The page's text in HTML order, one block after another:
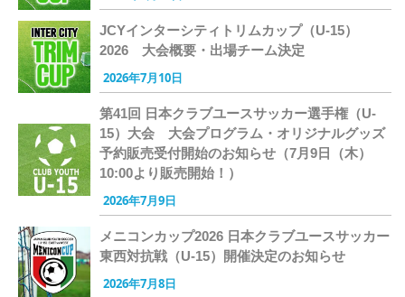
JCYインターシティトリムカップ（U-15）
2026 大会概要・出場チーム決定
2026年7月10日
第41回 日本クラブユースサッカー選手権（U-
15）大会 大会プログラム・オリジナルグッズ
予約販売受付開始のお知らせ（7月9日（木）
10:00より販売開始！）
2026年7月9日
メニコンカップ2026 日本クラブユースサッカー
東西対抗戦（U-15）開催決定のお知らせ
2026年7月8日